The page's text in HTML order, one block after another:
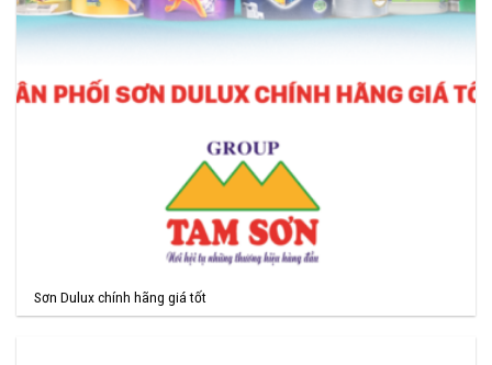
Sơn Dulux chính hãng giá tốt